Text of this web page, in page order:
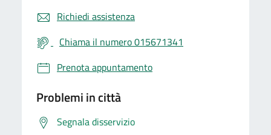
Richiedi assistenza
Chiama il numero 015671341
Prenota appuntamento
Problemi in città
Segnala disservizio